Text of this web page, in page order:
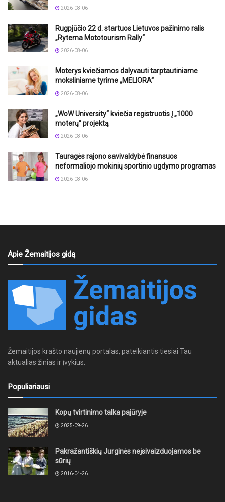
2026-08-06
Rugpjūčio 22 d. startuos Lietuvos pažinimo ralis
„Ryterna Mototourism Rally“
2026-08-06
Moterys kviečiamos dalyvauti tarptautiniame
moksliniame tyrime „MELIORA“
2026-08-06
„WoW University“ kviečia registruotis į „1000
moterų“ projektą
2026-08-06
Tauragės rajono savivaldybė finansuos
neformaliojo mokinių sportinio ugdymo programas
2026-08-06
Apie Žemaitijos gidą
Žemaitijos krašto naujienų portalas, pateikiantis tiesiai Tau
aktualias žinias ir įvykius.
Populiariausi
Kopų tvirtinimo talka pajūryje
2025-09-26
Pakražantiškių Jurginės neįsivaizduojamos be
sūrių
2016-04-26